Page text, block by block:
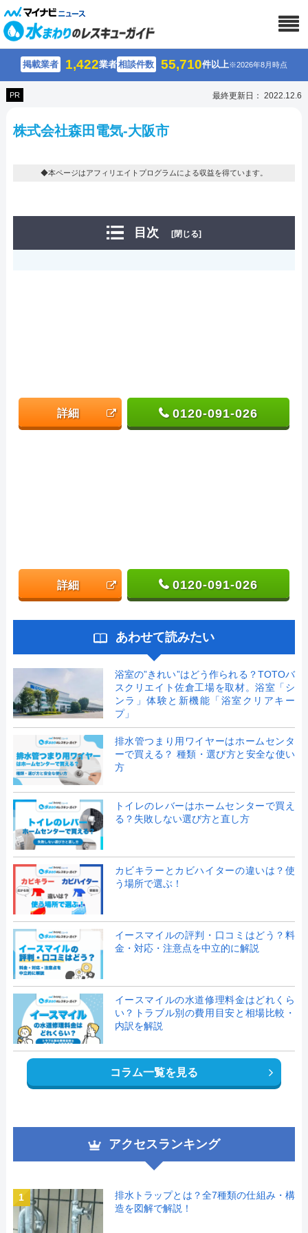
掲載業者 1,422業者相談件数 55,710件以上※2026年8月時点
PR 最終更新日： 2022.12.6
株式会社森田電気-大阪市
◆本ページはアフィリエイトプログラムによる収益を得ています。
目次 [閉じる]
詳細 0120-091-026
詳細 0120-091-026
あわせて読みたい
浴室の”きれい”はどう作られる？TOTOバ
スクリエイト佐倉工場を取材。浴室「シ
ンラ」体験と新機能「浴室クリアキー
プ」
排水管つまり用ワイヤーはホームセンタ
ーで買える？ 種類・選び方と安全な使い
方
トイレのレバーはホームセンターで買え
る？失敗しない選び方と直し方
カビキラーとカビハイターの違いは？使
う場所で選ぶ！
イースマイルの評判・口コミはどう？料
金・対応・注意点を中立的に解説
イースマイルの水道修理料金はどれくら
い？トラブル別の費用目安と相場比較・
内訳を解説
コラム一覧を見る
アクセスランキング
1
排水トラップとは？全7種類の仕組み・構
造を図解で解説！